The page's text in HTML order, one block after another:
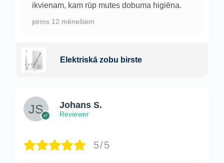
ikvienam, kam rūp mutes dobuma higiēna.
pirms 12 mēnešiem
Elektriskā zobu birste
Johans S.
Reviewer
5/5